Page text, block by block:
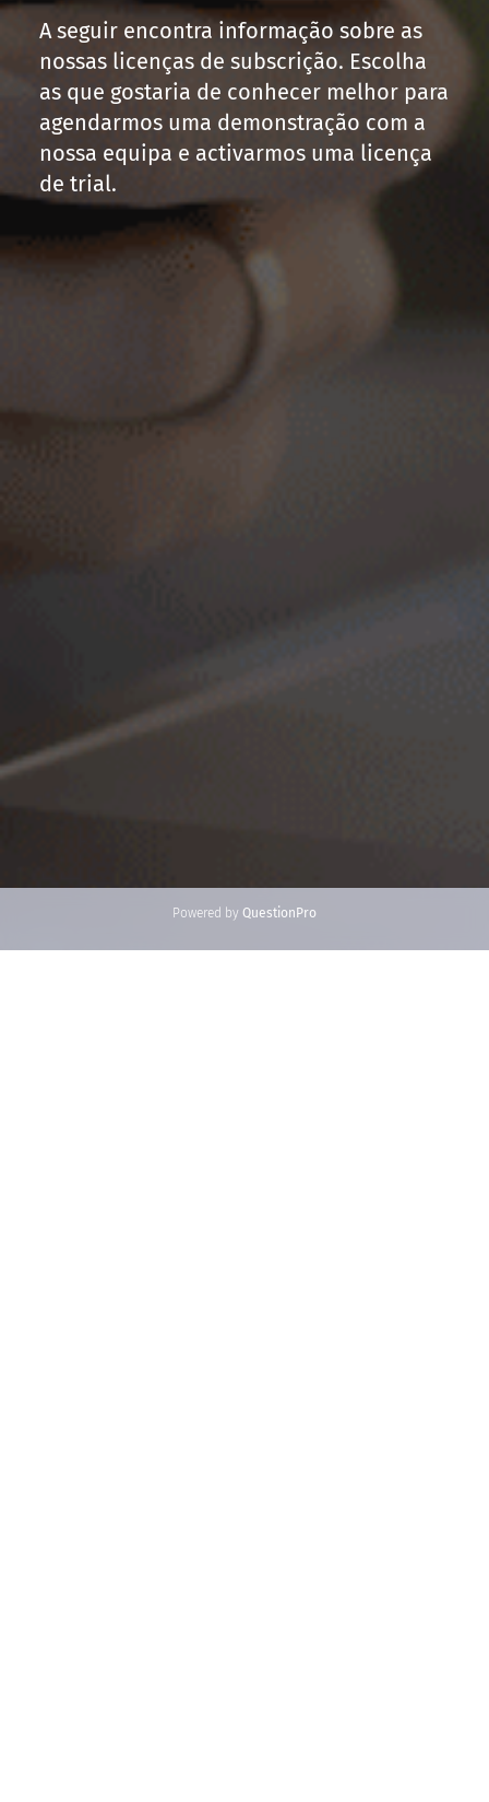
A seguir encontra informação sobre as
nossas licenças de subscrição. Escolha
as que gostaria de conhecer melhor para
agendarmos uma demonstração com a
nossa equipa e activarmos uma licença
de trial.
Powered by QuestionPro